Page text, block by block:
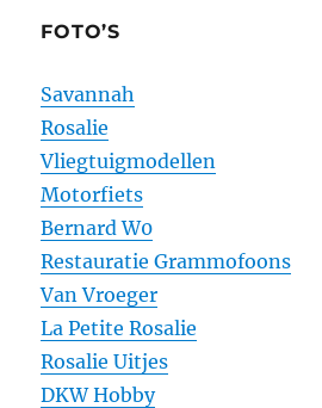
FOTO’S
Savannah
Rosalie
Vliegtuigmodellen
Motorfiets
Bernard W0
Restauratie Grammofoons
Van Vroeger
La Petite Rosalie
Rosalie Uitjes
DKW Hobby